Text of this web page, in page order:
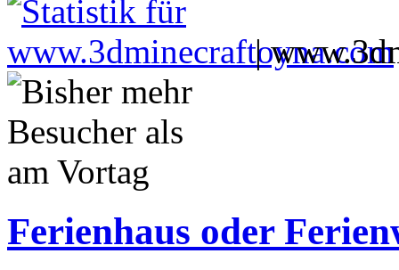
|
Ferienhaus oder